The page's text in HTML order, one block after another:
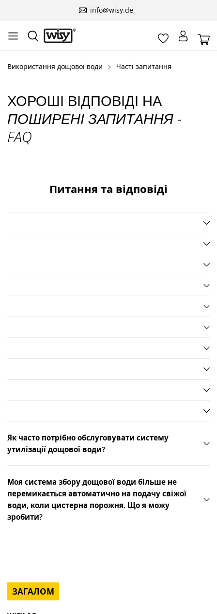
info@wisy.de
Використання дощової води Часті запитання
ХОРОШІ ВІДПОВІДІ НА
ПОШИРЕНІ ЗАПИТАННЯ -
FAQ
Питання та відповіді
Як часто потрібно обслуговувати систему
утилізації дощової води?
Моя система збору дощової води більше не
перемикається автоматично на подачу свіжої
води, коли цистерна порожня. Що я можу
зробити?
ЗАГАЛОМ